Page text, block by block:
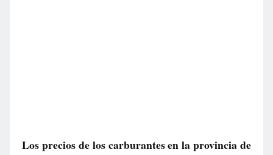
Los precios de los carburantes en la provincia de